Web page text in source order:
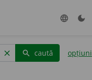
language dark_mode
clear search caută opțiuni